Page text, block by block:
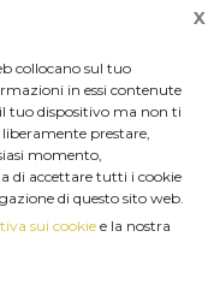
collocano sul tuo
in essi contenute
tuo dispositivo ma non ti
prestare,
momento,
di accettare tutti i cookie
di questo sito web.
sui cookie e la nostra
X